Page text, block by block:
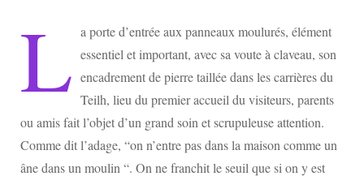
L a porte d’entrée aux panneaux moulurés, élément
essentiel et important, avec sa voute à claveau, son
encadrement de pierre taillée dans les carrières du
Teilh, lieu du premier accueil du visiteurs, parents
ou amis fait l’objet d’un grand soin et scrupuleuse attention.
Comme dit l’adage, “on n’entre pas dans la maison comme un
âne dans un moulin “. On ne franchit le seuil que si on y est